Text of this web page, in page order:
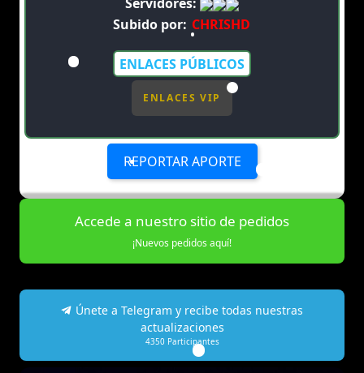
Subido por: CHRISHD
ENLACES PÚBLICOS
ENLACES VIP
REPORTAR APORTE
Accede a nuestro sitio de pedidos
¡Nuevos pedidos aquí!
Únete a Telegram y recibe todas nuestras
actualizaciones
4350 Participantes